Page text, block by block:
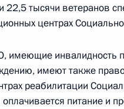
кадровой политики
органах
22,5 тысячи ветеранов
центрах
имеющие инвалидность
имеют также
реабилитации
питание и